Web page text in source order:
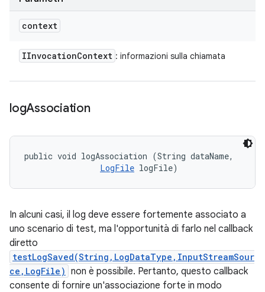
context
IInvocationContext : informazioni sulla chiamata
logAssociation
public void logAssociation (String dataName,
LogFile logFile)
In alcuni casi, il log deve essere fortemente associato a
uno scenario di test, ma l'opportunità di farlo nel callback
diretto
testLogSaved(String,LogDataType,InputStreamSour
ce,LogFile) non è possibile. Pertanto, questo callback
consente di fornire un'associazione forte in modo